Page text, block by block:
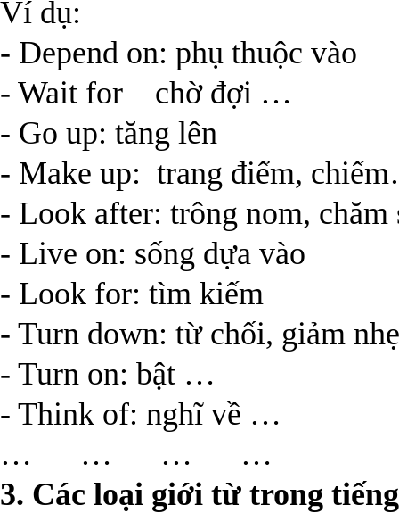
Ví dụ:
- Depend on: phụ thuộc vào
- Wait for chờ đợi …
- Go up: tăng lên
- Make up: trang điểm,
- Look after: trông nom,
- Live on: sống dựa vào
- Look for: tìm kiếm
- Turn down: từ chối, giảm
- Turn on: bật …
- Think of: nghĩ về …
… … … …
3. Các loại giới từ trong